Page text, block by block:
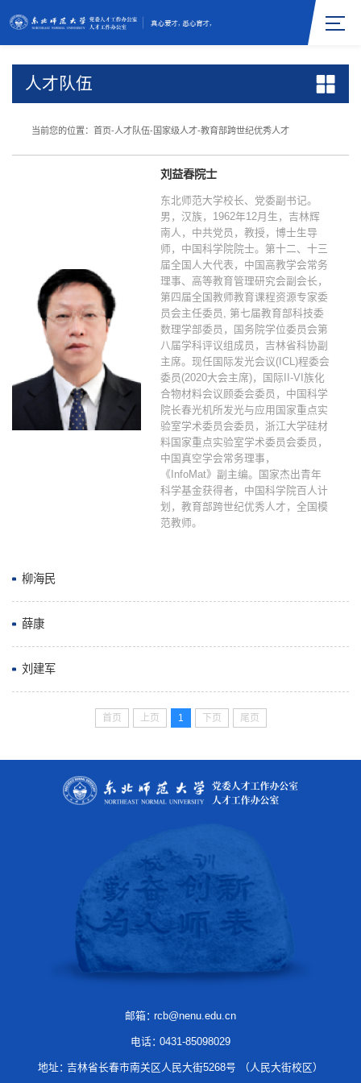
人才队伍
当前您的位置： 首页-人才队伍- 国家级人才-教育部跨世纪优秀人才
刘益春院士
东北师范大学校长、党委副书记。
男，汉族，1962年12月生，吉林辉
南人，中共党员，教授，博士生导
师，中国科学院院士。第十二、十三
届全国人大代表，中国高教学会常务
理事、高等教育管理研究会副会长，
第四届全国教师教育课程资源专家委
员会主任委员, 第七届教育部科技委
数理学部委员，国务院学位委员会第
八届学科评议组成员，吉林省科协副
主席。现任国际发光会议(ICL)程委会
委员(2020大会主席)，国际II-VI族化
合物材料会议顾委会委员，中国科学
院长春光机所发光与应用国家重点实
验室学术委员会委员，浙江大学硅材
料国家重点实验室学术委员会委员，
中国真空学会常务理事，
《InfoMat》副主编。国家杰出青年
科学基金获得者，中国科学院百人计
划，教育部跨世纪优秀人才，全国模
范教师。
柳海民
薛康
刘建军
首页 上页 1 下页 尾页
邮箱：rcb@nenu.edu.cn
电话：0431-85098029
地址：吉林省长春市南关区人民大街5268号 （人民大街校区）